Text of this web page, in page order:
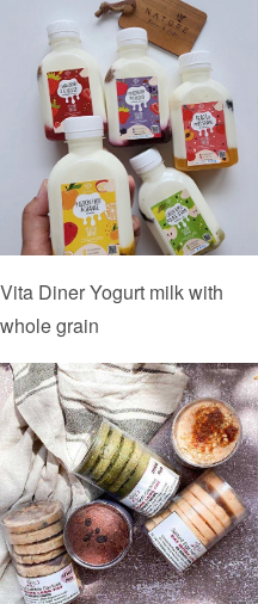
Vita Diner Yogurt milk with
whole grain